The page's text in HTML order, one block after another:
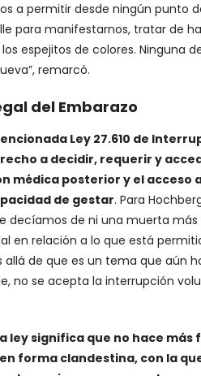
a permitir desde ningún punto
para manifestarnos, tratar de
espejitos de colores. Ninguna
remarcó.
del Embarazo
Ley 27.610 de
a decidir, requerir y
médica posterior y el acceso
de gestar. Para
decíamos de ni una muerta
en relación a lo que está
de que es un tema que aún
no se acepta la interrupción
ley significa que no hace más
forma clandestina, con la